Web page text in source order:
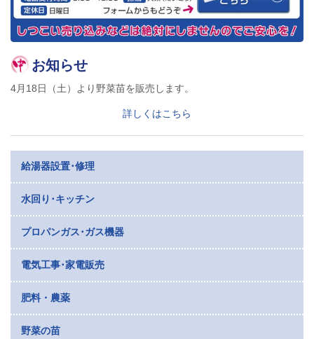
お知らせ
4月18日（土）より野菜苗を販売します。
詳しくはこちら
給湯器設置･修理
水回り･キッチン
プロパンガス･ガス機器
電気工事･家電販売
肥料・農薬
野菜の苗